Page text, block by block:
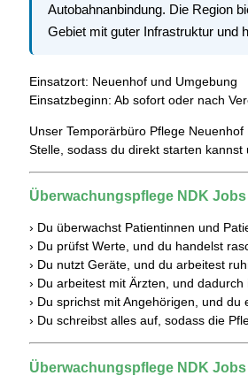
Autobahnanbindung. Die Region
Gebiet mit guter Infrastruktur und
Einsatzort: Neuenhof und Umgebung
Einsatzbeginn: Ab sofort oder nach
Unser Temporärbüro Pflege
Stelle, sodass du direkt starten kannst
Überwachungspflege NDK
› Du überwachst Patientinnen und
› Du prüfst Werte, und du handelst
› Du nutzt Geräte, und du arbeitest
› Du arbeitest mit Ärzten, und
› Du sprichst mit Angehörigen, und
› Du schreibst alles auf, sodass die
Überwachungspflege NDK